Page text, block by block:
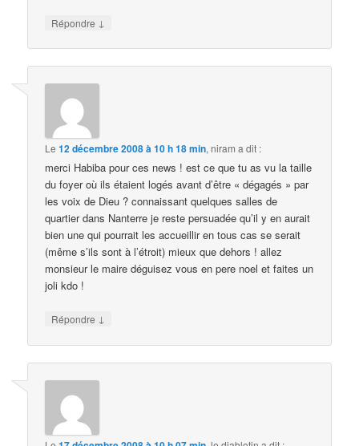
Répondre ↓
Le12 décembre 2008 à 10 h 18 min,niram a dit :
merci Habiba pour ces news ! est ce que tu as vu la taille
du foyer où ils étaient logés avant d’être « dégagés » par
les voix de Dieu ? connaissant quelques salles de
quartier dans Nanterre je reste persuadée qu’il y en aurait
bien une qui pourrait les accueillir en tous cas se serait
(même s’ils sont à l’étroit) mieux que dehors ! allez
monsieur le maire déguisez vous en pere noel et faites un
joli kdo !
Répondre ↓